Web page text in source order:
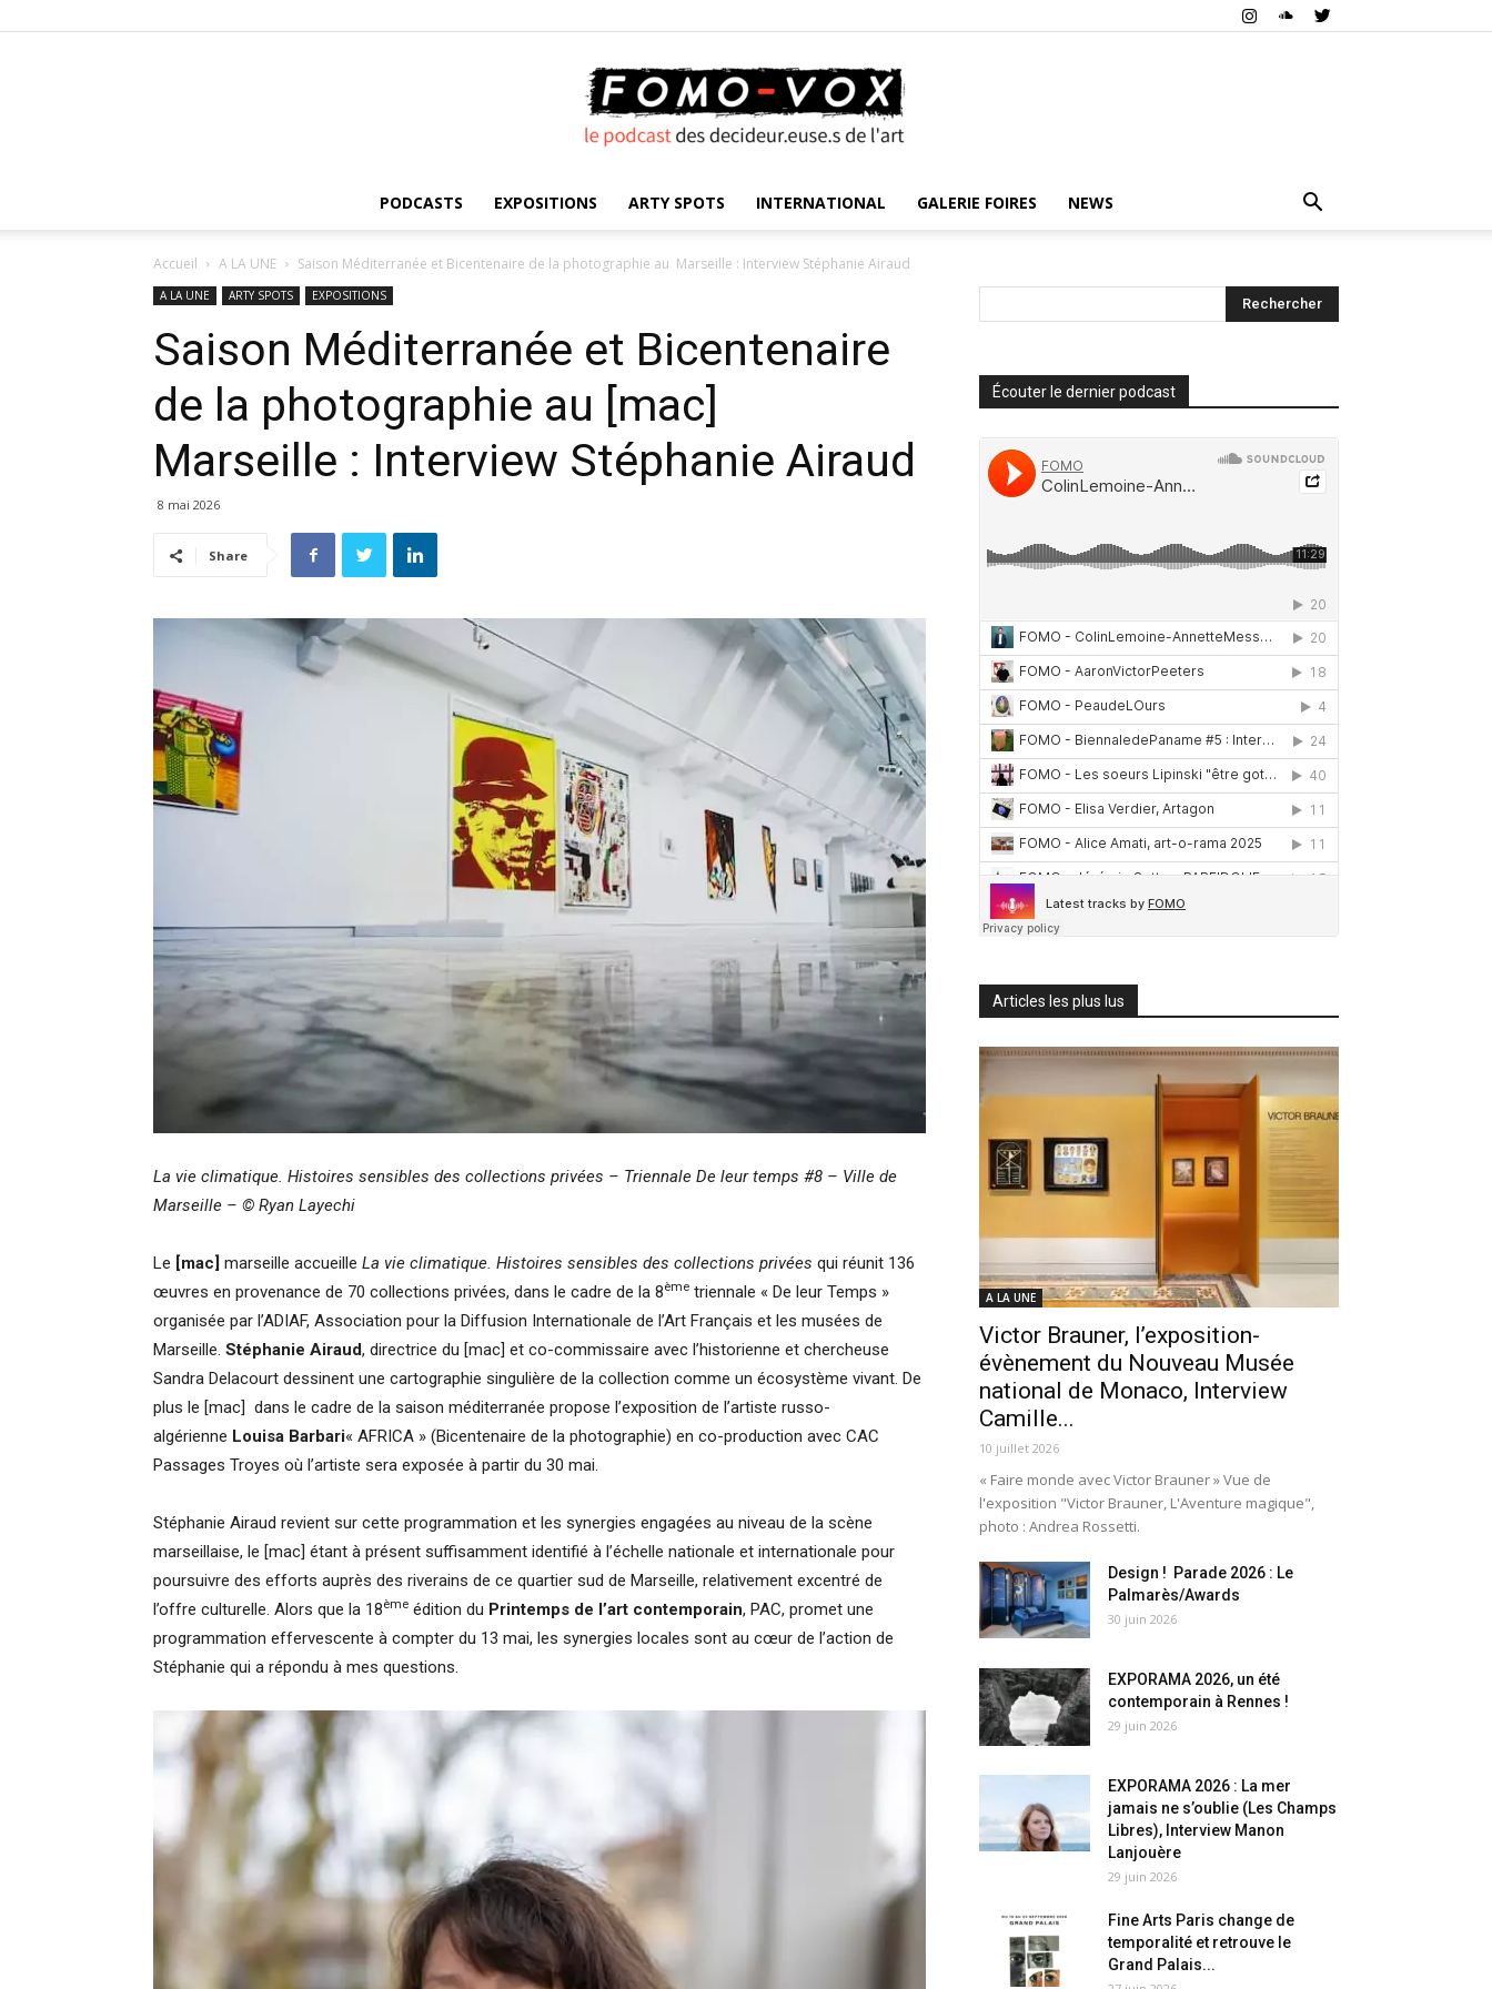
VOX
PODCASTS EXPOSITIONS ARTY SPOTS INTERNATIONAL GALERIE FOIRES NEWS
Accueil A LA UNE Saison Méditerranée et Bicentenaire de la photographie au Marseille : Interview Stéphanie Airaud
A LA UNE ARTY SPOTS EXPOSITIONS
Saison Méditerranée et Bicentenaire
de la photographie au [mac]
Marseille : Interview Stéphanie Airaud
8 mai 2026
Share
La vie climatique. Histoires sensibles des collections privées – Triennale De leur temps #8 – Ville de
Marseille – © Ryan Layechi
Le [mac] marseille accueille La vie climatique. Histoires sensibles des collections privées qui réunit 136
œuvres en provenance de 70 collections privées, dans le cadre de la 8ème triennale « De leur Temps »
organisée par l’ADIAF, Association pour la Diffusion Internationale de l’Art Français et les musées de
Marseille. Stéphanie Airaud, directrice du [mac] et co-commissaire avec l’historienne et chercheuse
Sandra Delacourt dessinent une cartographie singulière de la collection comme un écosystème vivant. De
plus le [mac] dans le cadre de la saison méditerranée propose l’exposition de l’artiste russo-
algérienne Louisa Barbari« AFRICA » (Bicentenaire de la photographie) en co-production avec CAC
Passages Troyes où l’artiste sera exposée à partir du 30 mai.
Stéphanie Airaud revient sur cette programmation et les synergies engagées au niveau de la scène
marseillaise, le [mac] étant à présent suffisamment identifié à l’échelle nationale et internationale pour
poursuivre des efforts auprès des riverains de ce quartier sud de Marseille, relativement excentré de
l’offre culturelle. Alors que la 18ème édition du Printemps de l’art contemporain, PAC, promet une
programmation effervescente à compter du 13 mai, les synergies locales sont au cœur de l’action de
Stéphanie qui a répondu à mes questions.
Écouter le dernier podcast
Articles les plus lus
A LA UNE
Victor Brauner, l’exposition-
évènement du Nouveau Musée
national de Monaco, Interview
Camille...
10 juillet 2026
« Faire monde avec Victor Brauner » Vue de
l'exposition "Victor Brauner, L'Aventure magique",
photo : Andrea Rossetti.
Design ! Parade 2026 : Le
Palmarès/Awards
30 juin 2026
EXPORAMA 2026, un été
contemporain à Rennes !
29 juin 2026
EXPORAMA 2026 : La mer
jamais ne s’oublie (Les Champs
Libres), Interview Manon
Lanjouère
29 juin 2026
Fine Arts Paris change de
temporalité et retrouve le
Grand Palais...